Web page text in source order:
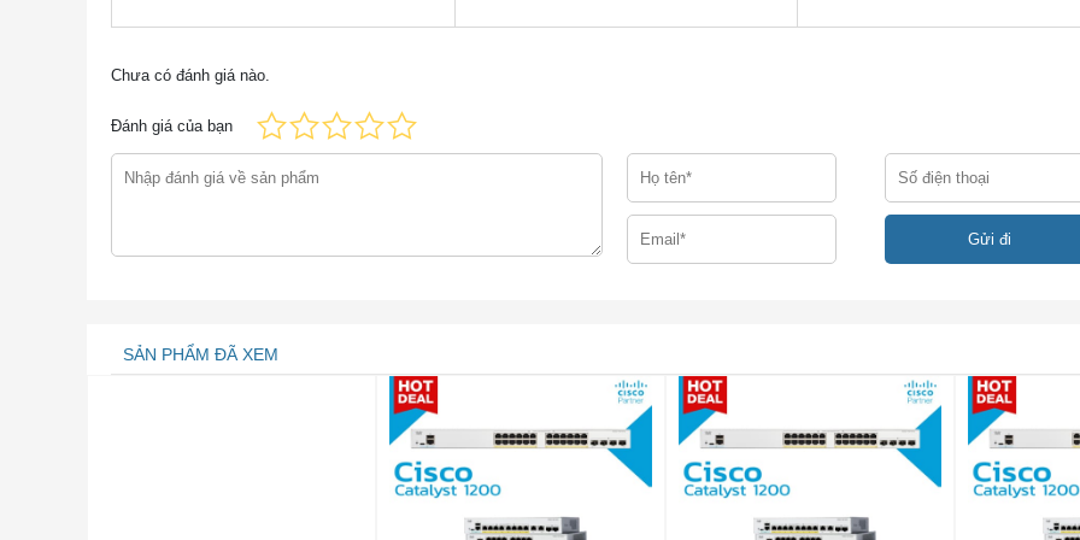
hình, cho phép bạn tận dụng các dịch vụ mạng được quản lý mà doanh nghiệp của bạn cần. CBS350-24T-4G có
thuật số, trong khi bảo mật phổ biến bảo vệ các giao dịch quan trọng của doanh nghiệp.
Các tính năng của Thiết bị chuyển mạch CBS350-24T-4G
Thiết bị chuyển mạch CBS350-24T-4G cung cấp bộ tính năng nâng cao mà các doanh nghiệp đang phát triển yêu
các ứng dụng và công nghệ băng thông cao yêu cầu. CBS350-24T-4G có thể cải thiện tính khả dụng của các ứng
quan trọng, bảo vệ thông tin doanh nghiệp của bạn và tối ưu hóa băng thông mạng để cung cấp thông tin và ứng
Dễ dàng quản lý và triển khai
– Mã hóa Lớp cổng bảo mật nhúng (SSL) bảo vệ dữ liệu quản lý di chuyển đến và đi từ công tắc.
– Hỗ trợ các ứng dụng bảo mật mạng nâng cao như bảo mật cổng IEEE 802.1X giới hạn chặt chẽ quyền truy cập
phân đoạn cụ thể trong mạng của bạn. CBS350-24T-4G Xác thực dựa trên web cung cấp một giao diện nhất quán
thực tất cả các loại thiết bị chủ và hệ điều hành, mà không cần triển khai các máy khách IEEE 802.1X trên mỗi
Chưa có đánh giá nào.
Đánh giá của bạn
SẢN PHẨM ĐÃ XEM